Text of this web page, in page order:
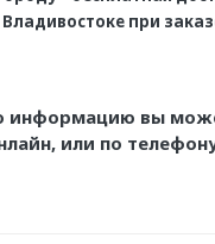
при
информацию вы
или по